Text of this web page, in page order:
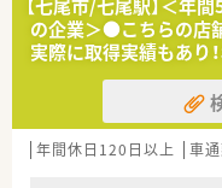
【七尾市/七尾駅】＜年
の企業＞●こちらの店
実際に取得実績もあり
年間休日120日以上 車